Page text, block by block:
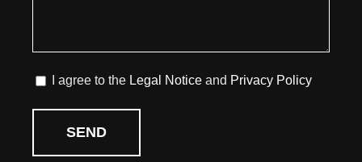
I agree to the Legal Notice and Privacy Policy